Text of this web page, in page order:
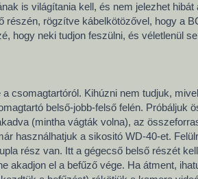
is világítania kell, és nem jelezhet
részén, rögzítve kábelkötözővel, hogy a
hogy neki tudjon feszülni, és véletlenül
csomagtartóról. Kihúzni nem tudjuk,
belső-jobb-felső felén. Próbáljuk
(mintha vágták volna), az
használhatjuk a sikositó WD-40-et.
rész van. Itt a gégecső belső részét
akadjon el a befűző vége. Ha átment,